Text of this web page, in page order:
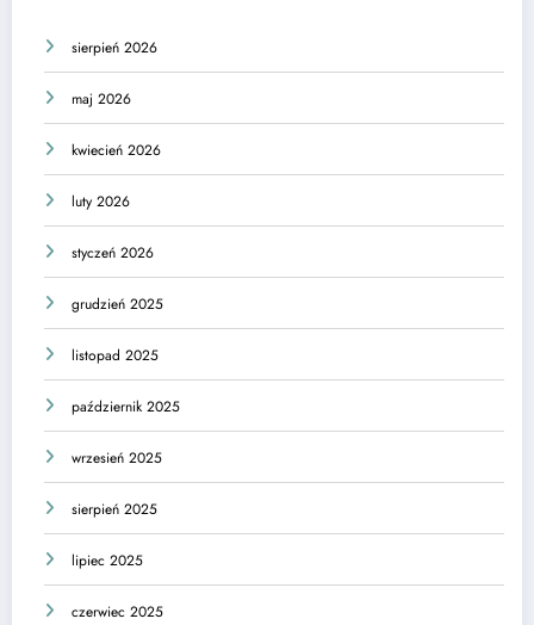
sierpień 2026
maj 2026
kwiecień 2026
luty 2026
styczeń 2026
grudzień 2025
listopad 2025
październik 2025
wrzesień 2025
sierpień 2025
lipiec 2025
czerwiec 2025